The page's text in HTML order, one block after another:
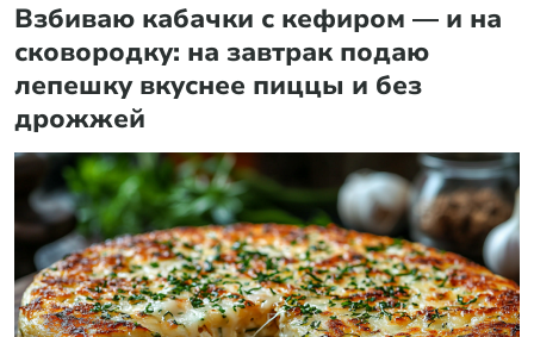
Взбиваю кабачки с кефиром — и на
сковородку: на завтрак подаю
лепешку вкуснее пиццы и без
дрожжей